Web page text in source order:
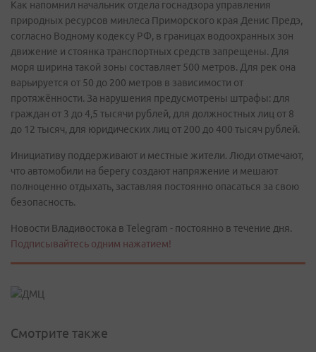
Как напомнил начальник отдела госнадзора управления
природных ресурсов минлеса Приморского края Денис Предэ,
согласно Водному кодексу РФ, в границах водоохранных зон
движение и стоянка транспортных средств запрещены. Для
моря ширина такой зоны составляет 500 метров. Для рек она
варьируется от 50 до 200 метров в зависимости от
протяжённости. За нарушения предусмотрены штрафы: для
граждан от 3 до 4,5 тысячи рублей, для должностных лиц от 8
до 12 тысяч, для юридических лиц от 200 до 400 тысяч рублей.
Инициативу поддерживают и местные жители. Люди отмечают,
что автомобили на берегу создают напряжение и мешают
полноценно отдыхать, заставляя постоянно опасаться за свою
безопасность.
Новости Владивостока в Telegram - постоянно в течение дня.
Подписывайтесь одним нажатием!
Смотрите также